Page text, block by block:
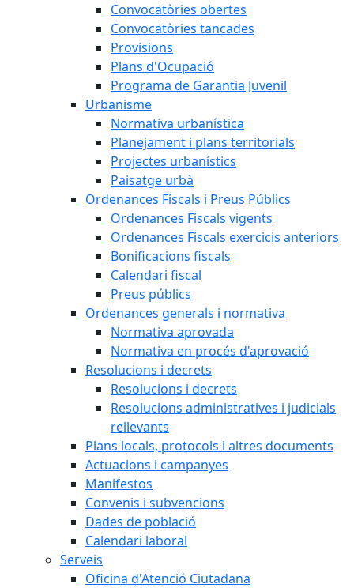
Convocatòries obertes
Convocatòries tancades
Provisions
Plans d'Ocupació
Programa de Garantia Juvenil
Urbanisme
Normativa urbanística
Planejament i plans territorials
Projectes urbanístics
Paisatge urbà
Ordenances Fiscals i Preus Públics
Ordenances Fiscals vigents
Ordenances Fiscals exercicis anteriors
Bonificacions fiscals
Calendari fiscal
Preus públics
Ordenances generals i normativa
Normativa aprovada
Normativa en procés d'aprovació
Resolucions i decrets
Resolucions i decrets
Resolucions administratives i judicials
rellevants
Plans locals, protocols i altres documents
Actuacions i campanyes
Manifestos
Convenis i subvencions
Dades de població
Calendari laboral
Serveis
Oficina d'Atenció Ciutadana